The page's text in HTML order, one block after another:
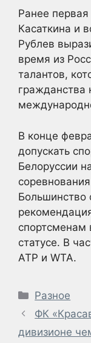
Ранее
Касаткина и
Рублев
время из
талантов,
гражданства
В конце
допускать
Белоруссии
Большинство
спортсменам
статусе. В
ATP и WTA.
Рубрики
Разное
ФК
дивизионе